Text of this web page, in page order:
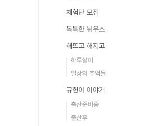
체험단 모집
독특한 뉘우스
해뜨고 해지고
하루살이
일상의 추억들
규헌이 이야기
출산준비중
출산후